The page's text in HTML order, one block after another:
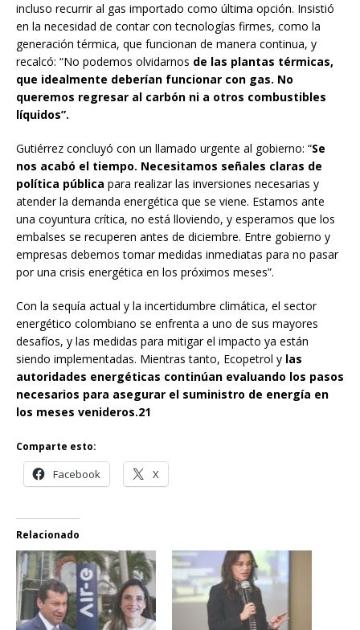
incluso recurrir al gas importado como última opción. Insistió
en la necesidad de contar con tecnologías firmes, como la
generación térmica, que funcionan de manera continua, y
recalcó: “No podemos olvidarnos de las plantas térmicas,
que idealmente deberían funcionar con gas. No
queremos regresar al carbón ni a otros combustibles
líquidos”.
Gutiérrez concluyó con un llamado urgente al gobierno: “Se
nos acabó el tiempo. Necesitamos señales claras de
política pública para realizar las inversiones necesarias y
atender la demanda energética que se viene. Estamos ante
una coyuntura crítica, no está lloviendo, y esperamos que los
embalses se recuperen antes de diciembre. Entre gobierno y
empresas debemos tomar medidas inmediatas para no pasar
por una crisis energética en los próximos meses”.
Con la sequía actual y la incertidumbre climática, el sector
energético colombiano se enfrenta a uno de sus mayores
desafíos, y las medidas para mitigar el impacto ya están
siendo implementadas. Mientras tanto, Ecopetrol y las
autoridades energéticas continúan evaluando los pasos
necesarios para asegurar el suministro de energía en
los meses venideros.21
Comparte esto:
Facebook X
Relacionado